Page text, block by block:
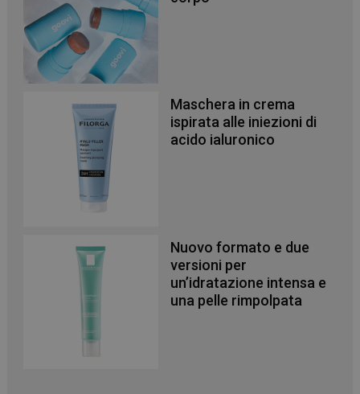
Maschera in crema
ispirata alle iniezioni di
acido ialuronico
Nuovo formato e due
versioni per
un’idratazione intensa e
una pelle rimpolpata
protette del sito. Il sito web non è in grado di
funzionare correttamente senza questi cookie.
NOME
PHPSESSID